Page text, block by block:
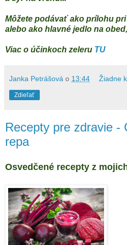
Môžete podávať ako prílohu
alebo ako hlavné jedlo na
Viac o účinkoch zeleru TU
Janka Petrášová o 13:44 Žiadne
Zdieľať
Recepty pre zdravie -
repa
Osvedčené recepty z